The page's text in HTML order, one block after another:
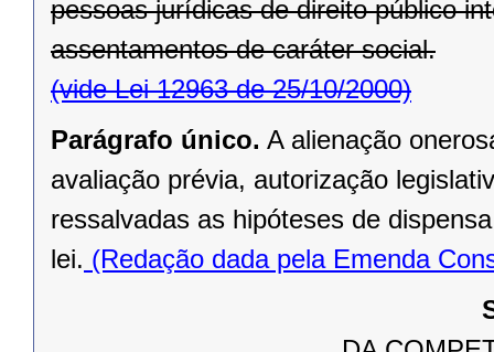
pessoas jurídicas de direito público
assentamentos de caráter social.
(vide Lei 12963 de 25/10/2000)
Parágrafo único. A alienação
avaliação prévia, autorização
ressalvadas as hipóteses de
lei. (Redação dada pela Emenda